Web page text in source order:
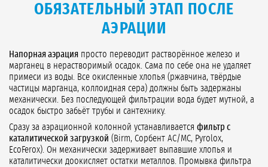
ОБЯЗАТЕЛЬНЫЙ ЭТАП ПОСЛЕ
АЭРАЦИИ
Напорная аэрация просто переводит растворённое железо и
марганец в нерастворимый осадок. Сама по себе она не удаляет
примеси из воды. Все окисленные хлопья (ржавчина, твёрдые
частицы марганца, коллоидная сера) должны быть задержаны
механически. Без последующей фильтрации вода будет мутной, а
осадок быстро забьёт трубы и сантехнику.
Сразу за аэрационной колонной устанавливается фильтр с
каталитической загрузкой (Birm, Сорбент АС/МС, Pyrolox,
EcoFerox). Он механически задерживает выпавшие хлопья и
каталитически доокисляет остатки металлов. Промывка фильтра